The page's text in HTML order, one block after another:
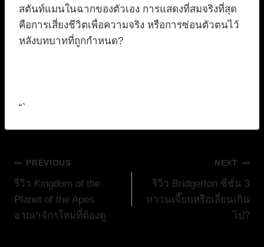
สตันท์แมนในฉากของตัวเอง การแสดงที่สมจริงที่สุด
คือการเสี่ยงชีวิตเพื่อความจริง หรือการซ่อนตัวตนไว้
หลังบทบาทที่ถูกกำหนด?
“`
แนะแนว
เรื่อง
PREVIOUS
รีวิว Kingdom of the
Planet of the Apes
อาณาจักรใหม่ที่ต้องดู
NEXT
รีวิว Bridgerton ซีซั่น 3
หวานเจี๊ยบหรือเลี่ยนเกิน
ไป?